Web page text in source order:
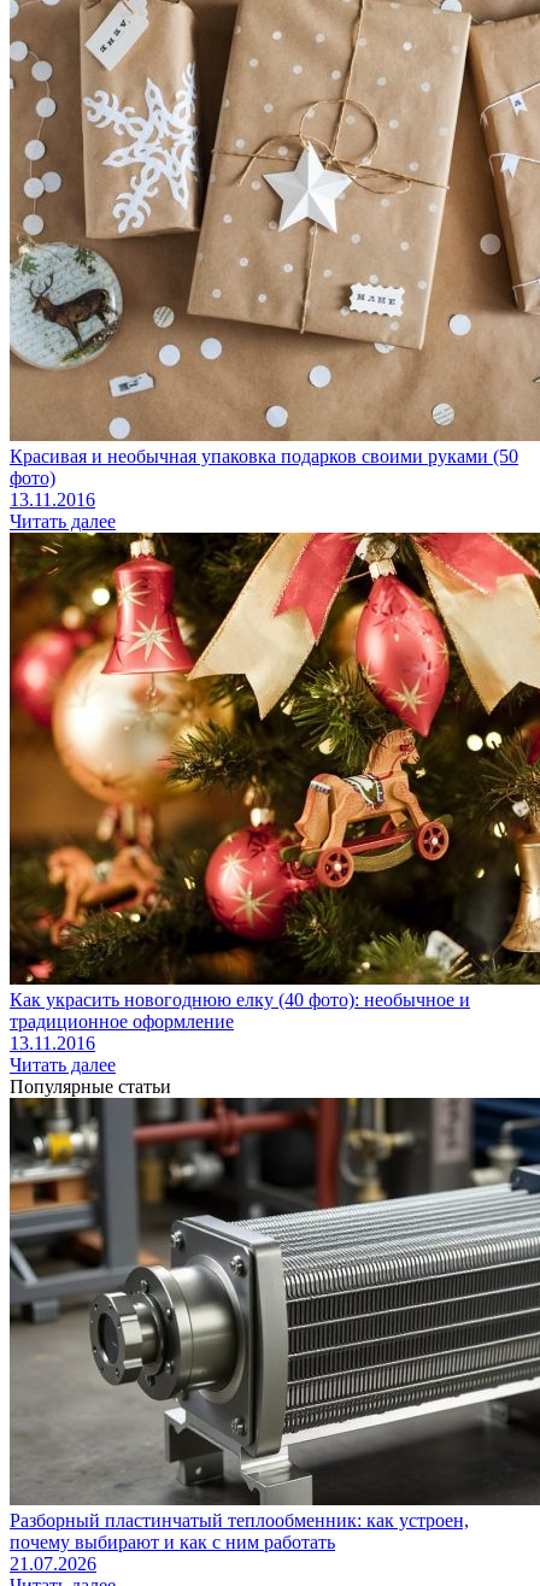
Красивая и необычная упаковка подарков своими руками (50
фото)
13.11.2016
Читать далее
Как украсить новогоднюю елку (40 фото): необычное и
традиционное оформление
13.11.2016
Читать далее
Популярные статьи
Разборный пластинчатый теплообменник: как устроен,
почему выбирают и как с ним работать
21.07.2026